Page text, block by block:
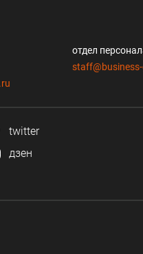
отдел
twitter
дзен